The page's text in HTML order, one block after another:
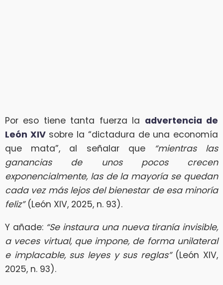
Por eso tiene tanta fuerza la advertencia de
León XIVsobre la “dictadura de una economía
que mata”, al señalar que “mientras las
ganancias de unos pocos crecen
exponencialmente, las de la mayoría se quedan
cada vez más lejos del bienestar de esa minoría
feliz” (León XIV, 2025, n. 93).
Y añade: “Se instaura una nueva tiranía invisible,
a veces virtual, que impone, de forma unilateral
e implacable, sus leyes y sus reglas”(León XIV,
2025, n. 93).